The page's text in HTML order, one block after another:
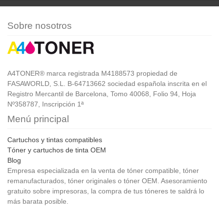
Sobre nosotros
A4TONER® marca registrada M4188573 propiedad de
FASAWORLD, S.L. B-64713662 sociedad española inscrita en el
Registro Mercantil de Barcelona, Tomo 40068, Folio 94, Hoja
Nº358787, Inscripción 1ª
Menú principal
Cartuchos y tintas compatibles
Tóner y cartuchos de tinta OEM
Blog
Empresa especializada en la venta de tóner compatible, tóner
remanufacturados, tóner originales o tóner OEM. Asesoramiento
gratuito sobre impresoras, la compra de tus tóneres te saldrá lo
más barata posible.